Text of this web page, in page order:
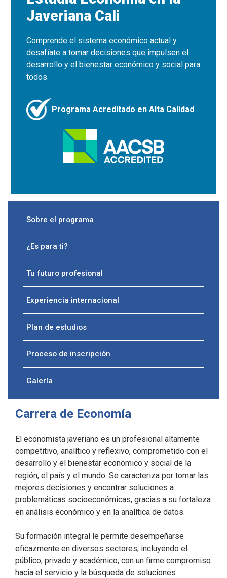
Javeriana Cali
Comprende el sistema económico actual y
desafíate a tomar decisiones que impulsen el
desarrollo y el bienestar económico y social para
todos.
Programa Acreditado en Alta Calidad
Sobre el programa
¿Es para ti?
Tu futuro profesional
Experiencia internacional
Plan de estudios
Proceso de inscripción
Galería
Carrera de Economía
El economista javeriano es un profesional altamente
competitivo, analítico y reflexivo, comprometido con el
desarrollo y el bienestar económico y social de la
región, el país y el mundo. Se caracteriza por tomar las
mejores decisiones y encontrar soluciones a
problemáticas socioeconómicas, gracias a su fortaleza
en análisis económico y en la analítica de datos.
Su formación integral le permite desempeñarse
eficazmente en diversos sectores, incluyendo el
público, privado y académico, con un firme compromiso
hacia el servicio y la búsqueda de soluciones